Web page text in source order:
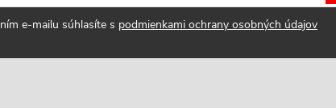
e-mailu súhlasíte s podmienkami ochrany osobných údajov